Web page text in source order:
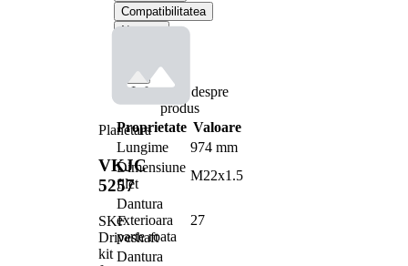
Planetara
VKJC
5257
SKF
Driveshaft
kit
Compatibilitatea
Numere
Informații despre
produs
Proprietate Valoare
Lungime
974 mm
Dimensiune
filet
M22x1.5
Dantura
exterioara
parte roata
27
Dantura